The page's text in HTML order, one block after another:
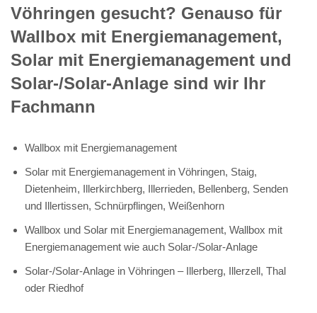
Vöhringen gesucht? Genauso für
Wallbox mit Energiemanagement,
Solar mit Energiemanagement und
Solar-/Solar-Anlage sind wir Ihr
Fachmann
Wallbox mit Energiemanagement
Solar mit Energiemanagement in Vöhringen, Staig,
Dietenheim, Illerkirchberg, Illerrieden, Bellenberg, Senden
und Illertissen, Schnürpflingen, Weißenhorn
Wallbox und Solar mit Energiemanagement, Wallbox mit
Energiemanagement wie auch Solar-/Solar-Anlage
Solar-/Solar-Anlage in Vöhringen – Illerberg, Illerzell, Thal
oder Riedhof